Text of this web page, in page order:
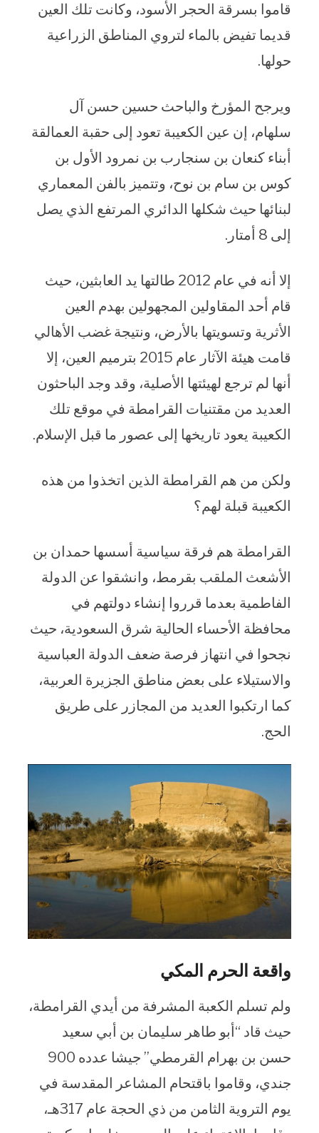
قاموا بسرقة الحجر الأسود، وكانت تلك العين
قديما تفيض بالماء لتروي المناطق الزراعية
حولها.
ويرجح المؤرخ والباحث حسين حسن آل
سلهام، إن عين الكعيبة تعود إلى حقبة العمالقة
أبناء كنعان بن سنجارب بن نمرود الأول بن
كوس بن سام بن نوح، وتتميز بالفن المعماري
لبنائها حيث شكلها الدائري المرتفع الذي يصل
إلى 8 أمتار.
إلا أنه في عام 2012 طالتها يد العابثين، حيث
قام أحد المقاولين المجهولين بهدم العين
الأثرية وتسويتها بالأرض، ونتيجة غضب الأهالي
قامت هيئة الآثار عام 2015 بترميم العين، إلا
أنها لم ترجع لهيئتها الأصلية، وقد وجد الباحثون
العديد من مقتنيات القرامطة في موقع تلك
الكعيبة يعود تاريخها إلى عصور ما قبل الإسلام.
ولكن من هم القرامطة الذين اتخذوا من هذه
الكعيبة قبلة لهم؟
القرامطة هم فرقة سياسية أسسها حمدان بن
الأشعث الملقب بقرمط، وانشقوا عن الدولة
الفاطمية بعدما قرروا إنشاء دولتهم في
محافظة الأحساء الحالية شرق السعودية، حيث
نجحوا في انتهاز فرصة ضعف الدولة العباسية
والاستيلاء على بعض مناطق الجزيرة العربية،
كما ارتكبوا العديد من المجازر على طريق
الحج.
واقعة الحرم المكي
ولم تسلم الكعبة المشرفة من أيدي القرامطة،
حيث قاد “أبو طاهر سليمان بن أبي سعيد
حسن بن بهرام القرمطي” جيشا عدده 900
جندي، وقاموا باقتحام المشاعر المقدسة في
يوم التروية الثامن من ذي الحجة عام 317هـ،